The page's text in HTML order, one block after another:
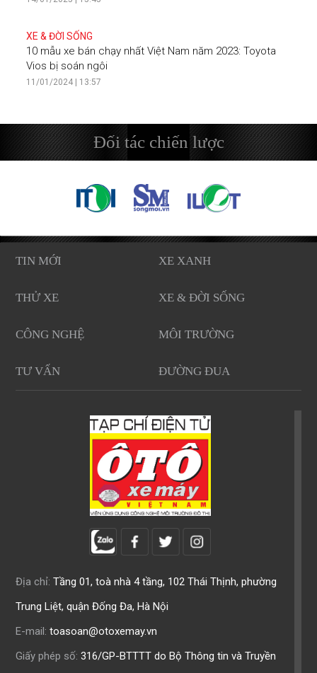
XE & ĐỜI SỐNG
10 mẫu xe bán chạy nhất Việt Nam năm 2023: Toyota
Vios bị soán ngôi
11/01/2024 | 13:57
Đối tác chiến lược
TIN MỚI XE XANH
THỬ XE XE & ĐỜI SỐNG
CÔNG NGHỆ MÔI TRƯỜNG
TƯ VẤN ĐƯỜNG ĐUA
Địa chỉ: Tầng 01, toà nhà 4 tầng, 102 Thái Thịnh, phường
Trung Liệt, quận Đống Đa, Hà Nội
E-mail: toasoan@otoxemay.vn
Giấy phép số: 316/GP-BTTTT do Bộ Thông tin và Truyền